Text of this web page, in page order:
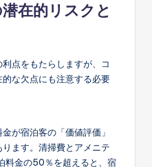
在的リスクと
点をもたらしますが、コ
な欠点にも注意する必要
が宿泊客の「価値評価」
ます。清掃費とアメニテ
料金の50％を超えると、宿